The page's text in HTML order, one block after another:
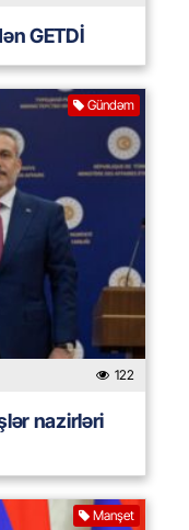
GETDİ
Gündəm
122
nazirləri
Manşet